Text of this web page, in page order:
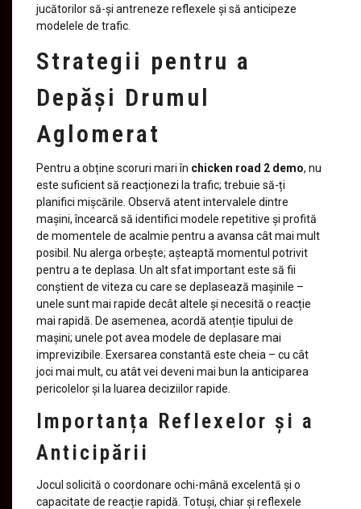
jucătorilor să-și antreneze reflexele și să anticipeze
modelele de trafic.
Strategii pentru a
Depăși Drumul
Aglomerat
Pentru a obține scoruri mari în chicken road 2 demo, nu
este suficient să reacționezi la trafic; trebuie să-ți
planifici mișcările. Observă atent intervalele dintre
mașini, încearcă să identifici modele repetitive și profită
de momentele de acalmie pentru a avansa cât mai mult
posibil. Nu alerga orbește; așteaptă momentul potrivit
pentru a te deplasa. Un alt sfat important este să fii
conștient de viteza cu care se deplasează mașinile –
unele sunt mai rapide decât altele și necesită o reacție
mai rapidă. De asemenea, acordă atenție tipului de
mașini; unele pot avea modele de deplasare mai
imprevizibile. Exersarea constantă este cheia – cu cât
joci mai mult, cu atât vei deveni mai bun la anticiparea
pericolelor și la luarea deciziilor rapide.
Importanța Reflexelor și a
Anticipării
Jocul solicită o coordonare ochi-mână excelentă și o
capacitate de reacție rapidă. Totuși, chiar și reflexele